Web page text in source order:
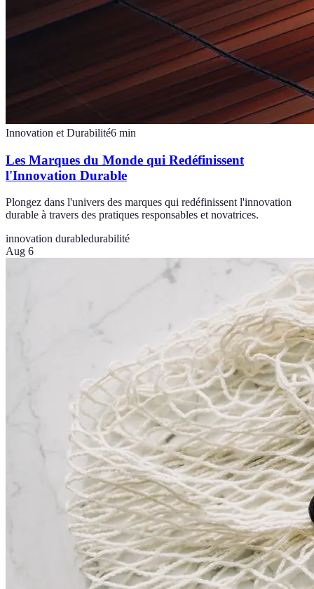
Innovation et Durabilité6 min
Les Marques du Monde qui Redéfinissent
l'Innovation Durable
Plongez dans l'univers des marques qui redéfinissent l'innovation
durable à travers des pratiques responsables et novatrices.
innovation durabledurabilité
Aug 6